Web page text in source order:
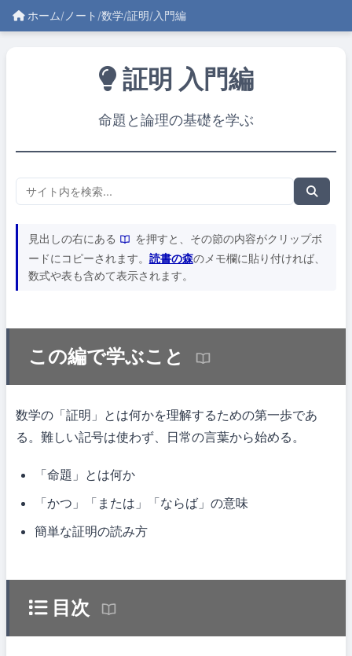
ホーム/ ノート /数学/証明/入門編
証明 入門編
命題と論理の基礎を学ぶ
見出しの右にある
を押すと、その節の内容がクリップボ
ードにコピーされます。 読書の森のメモ欄に貼り付ければ、
数式や表も含めて表示されます。
この編で学ぶこと
数学の「証明」とは何かを理解するための第一歩であ
る。難しい記号は使わず、日常の言葉から始める。
「命題」とは何か
「かつ」「または」「ならば」の意味
簡単な証明の読み方
目次